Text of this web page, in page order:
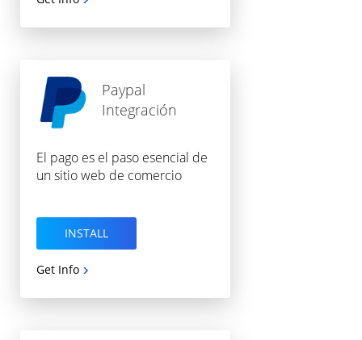
Paypal
Integración
El pago es el paso esencial de
un sitio web de comercio
INSTALL
Get Info